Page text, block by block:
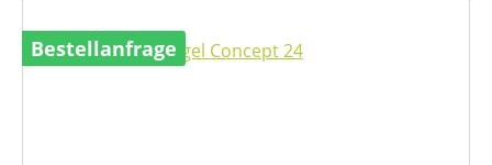
Bestellanfrage